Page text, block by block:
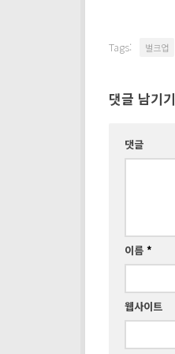
Tags: 벌크업
댓글 남기기
댓글
이름 *
웹사이트